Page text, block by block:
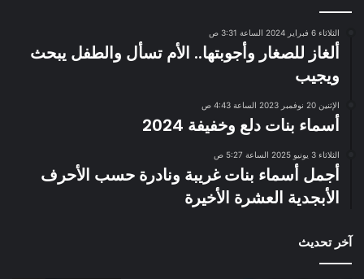
الثلاثاء 6 فبراير 2024 الساعة 3:31 ص
ألغاز للصغار وأجوبتها.. الأم تسأل والطفل يبحث
ويجيب
الإثنين 20 نوفمبر 2023 الساعة 4:43 ص
أسماء بنات دلع وخفيفة 2024
الثلاثاء 3 يونيو 2025 الساعة 5:27 ص
أجمل أسماء بنات غريبة ونادرة حسب الأحرف
الأبجدية العشرة الأخيرة
آخر تحديث